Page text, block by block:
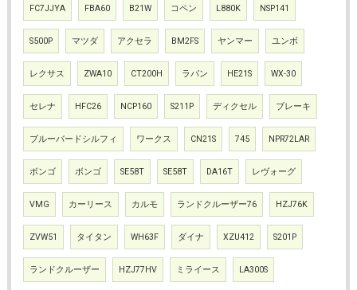
FC7JJYA FBA60 B21W コペン L880K NSP141
S500P マツダ アクセラ BM2FS ヤンマー ユンボ
レクサス ZWA10 CT200H ラパン HE21S WX-30
セレナ HFC26 NCP160 S211P ディクセル ブレーキ
ブルーバードシルフィ ワークス CN21S 745 NPR72LAR
ボンゴ ボンゴ SE58T SE58T DA16T レヴォーグ
VMG カーリース カルモ ランドクルーザー76 HZJ76K
ZVW51 タイタン WH63F ダイナ XZU412 S201P
ランドクルーザー HZJ77HV ミライース LA300S